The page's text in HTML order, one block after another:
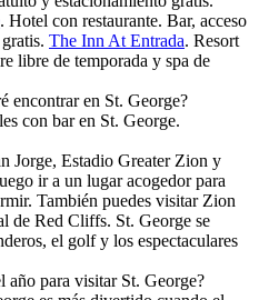
. Hotel con restaurante. Bar, acceso
The Inn At Entrada. Resort
libre de temporada y spa de
encontrar en St. George?
con bar en St. George.
Jorge, Estadio Greater Zion y
ir a un lugar acogedor para
También puedes visitar Zion
de Red Cliffs. St. George se
el golf y los espectaculares
año para visitar St. George?